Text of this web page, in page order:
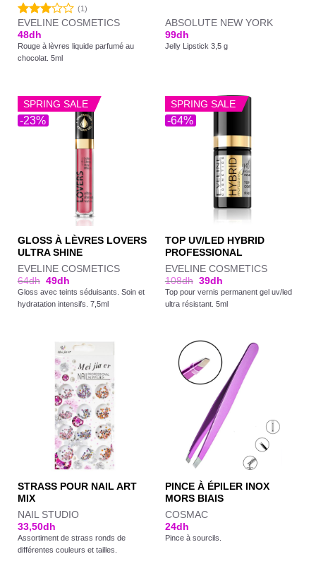
Note
3.00
sur 5
(1)
EVELINE COSMETICS
48dh
Rouge à lèvres liquide parfumé au
chocolat. 5ml
ABSOLUTE NEW YORK
99dh
Jelly Lipstick 3,5 g
-23%
SPRING SALE
GLOSS À LÈVRES LOVERS
ULTRA SHINE
EVELINE COSMETICS
64dh 49dh
Gloss avec teints séduisants. Soin et
hydratation intensifs. 7,5ml
-64%
SPRING SALE
TOP UV/LED HYBRID
PROFESSIONAL
EVELINE COSMETICS
108dh 39dh
Top pour vernis permanent gel uv/led
ultra résistant. 5ml
STRASS POUR NAIL ART
MIX
NAIL STUDIO
33,50dh
Assortiment de strass ronds de
différentes couleurs et tailles.
PINCE À ÉPILER INOX
MORS BIAIS
COSMAC
24dh
Pince à sourcils.